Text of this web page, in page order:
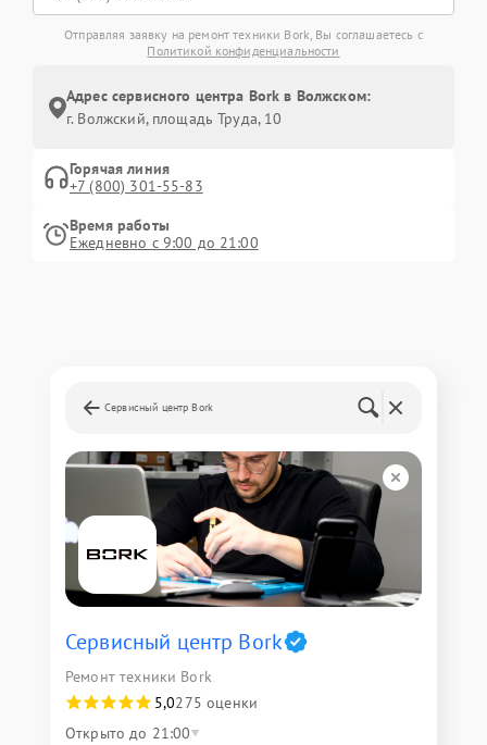
Отправляя заявку на ремонт техники Bork, Вы соглашаетесь с
Политикой конфиденциальности
Адрес сервисного центра Bork в Волжском:
г. Волжский, площадь Труда, 10
Горячая линия
+7 (800) 301-55-83
Время работы
Ежедневно с 9:00 до 21:00
Сервисный центр Bork
Сервисный центр Bork
Ремонт техники Bork
5,0275 оценки
Открыто до 21:00